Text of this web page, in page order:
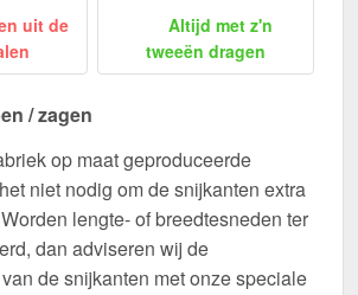
uit de
Altijd met z'n
tweeën dragen
/ zagen
op maat geproduceerde
niet nodig om de snijkanten extra
lengte- of breedtesneden ter
dan adviseren wij de
de snijkanten met onze speciale